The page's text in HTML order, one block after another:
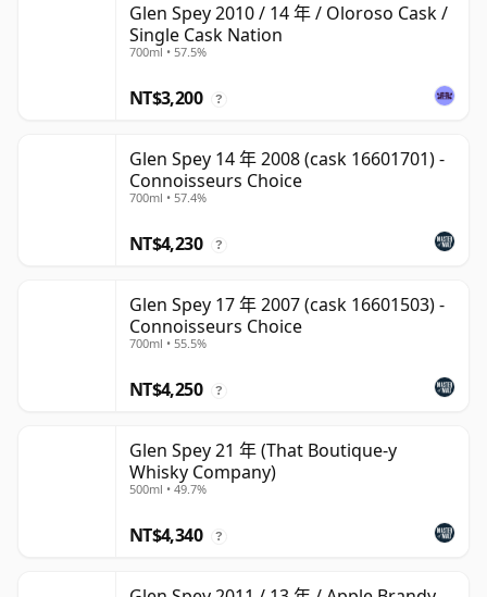
Glen Spey 2010 / 14 年 / Oloroso Cask /
Single Cask Nation
700ml • 57.5%
NT$3,200 ?
Glen Spey 14 年 2008 (cask 16601701) -
Connoisseurs Choice
700ml • 57.4%
NT$4,230 ?
Glen Spey 17 年 2007 (cask 16601503) -
Connoisseurs Choice
700ml • 55.5%
NT$4,250 ?
Glen Spey 21 年 (That Boutique-y
Whisky Company)
500ml • 49.7%
NT$4,340 ?